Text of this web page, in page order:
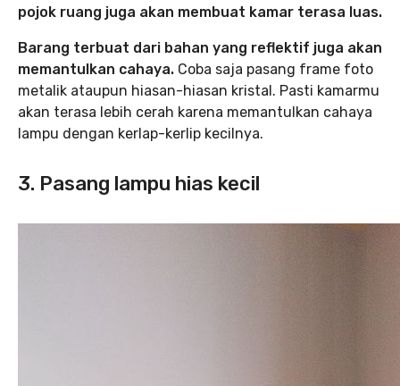
pojok ruang juga akan membuat kamar terasa luas.
Barang terbuat dari bahan yang reflektif juga akan
memantulkan cahaya. Coba saja pasang frame foto
metalik ataupun hiasan-hiasan kristal. Pasti kamarmu
akan terasa lebih cerah karena memantulkan cahaya
lampu dengan kerlap-kerlip kecilnya.
3. Pasang lampu hias kecil